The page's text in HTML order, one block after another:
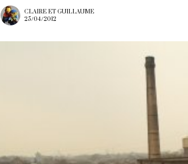
CLAIRE ET GUILLAUME
25/04/2012